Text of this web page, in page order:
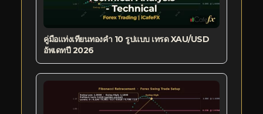
คู่มือแท่งเทียนทองคำ 10 รูปแบบ เทรด XAU/USD
อัพเดทปี 2026